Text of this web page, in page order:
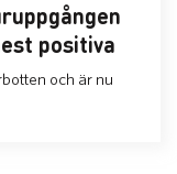
positiva
och är nu